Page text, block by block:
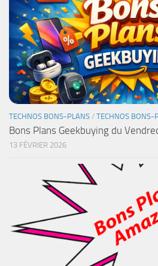
TECHNOS BONS-PLANS / TECHNOS BONS-
Bons Plans Geekbuying du
13 FÉVRIER 2026